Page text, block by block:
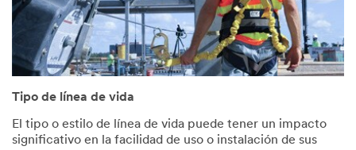
Tipo de línea de vida
El tipo o estilo de línea de vida puede tener un impacto
significativo en la facilidad de uso o instalación de sus